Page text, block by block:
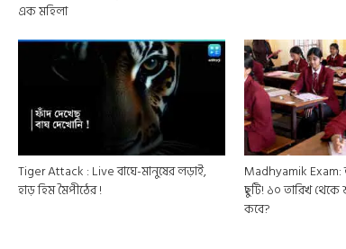
এক মহিলা
Tiger Attack : Live বাঘে-মানুষের লড়াই,
হাড় হিম মৈপীঠের !
Madhyamik
ছুটি! ১০ তারিখ
কবে?